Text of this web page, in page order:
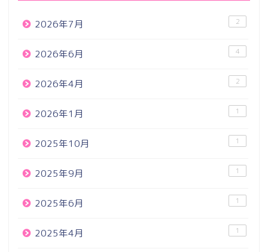
2026年7月 2
2026年6月 4
2026年4月 2
2026年1月 1
2025年10月 1
2025年9月 1
2025年6月 1
2025年4月 1